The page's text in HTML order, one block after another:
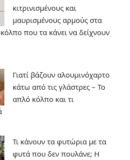
κιτρινισμένους και
μαυρισμένους αρμούς στα
που τα κάνει να δείχνουν
Γιατί βάζουν αλουμινόχαρτο
κάτω από τις γλάστρες – Το
απλό κόλπο και τι
Τι κάνουν τα φυτώρια με τα
φυτά που δεν πουλάνε; Η